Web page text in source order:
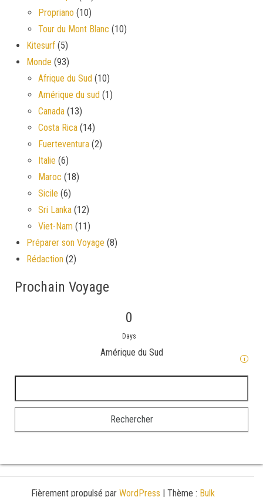
Propriano (10)
Tour du Mont Blanc (10)
Kitesurf (5)
Monde (93)
Afrique du Sud (10)
Amérique du sud (1)
Canada (13)
Costa Rica (14)
Fuerteventura (2)
Italie (6)
Maroc (18)
Sicile (6)
Sri Lanka (12)
Viet-Nam (11)
Préparer son Voyage (8)
Rédaction (2)
Prochain Voyage
0
Days
Amérique du Sud
i
Fièrement propulsé par WordPress Thème : Bulk